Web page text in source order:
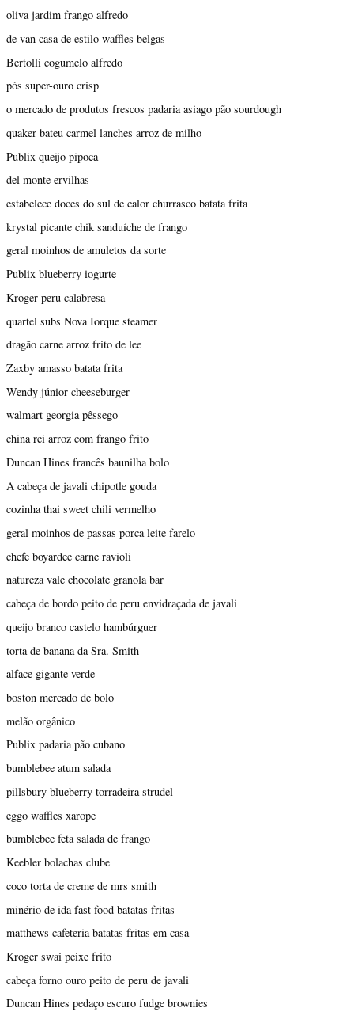
oliva jardim frango alfredo
de van casa de estilo waffles belgas
Bertolli cogumelo alfredo
pós super-ouro crisp
o mercado de produtos frescos padaria asiago pão sourdough
quaker bateu carmel lanches arroz de milho
Publix queijo pipoca
del monte ervilhas
estabelece doces do sul de calor churrasco batata frita
krystal picante chik sanduíche de frango
geral moinhos de amuletos da sorte
Publix blueberry iogurte
Kroger peru calabresa
quartel subs Nova Iorque steamer
dragão carne arroz frito de lee
Zaxby amasso batata frita
Wendy júnior cheeseburger
walmart georgia pêssego
china rei arroz com frango frito
Duncan Hines francês baunilha bolo
A cabeça de javali chipotle gouda
cozinha thai sweet chili vermelho
geral moinhos de passas porca leite farelo
chefe boyardee carne ravioli
natureza vale chocolate granola bar
cabeça de bordo peito de peru envidraçada de javali
queijo branco castelo hambúrguer
torta de banana da Sra. Smith
alface gigante verde
boston mercado de bolo
melão orgânico
Publix padaria pão cubano
bumblebee atum salada
pillsbury blueberry torradeira strudel
eggo waffles xarope
bumblebee feta salada de frango
Keebler bolachas clube
coco torta de creme de mrs smith
minério de ida fast food batatas fritas
matthews cafeteria batatas fritas em casa
Kroger swai peixe frito
cabeça forno ouro peito de peru de javali
Duncan Hines pedaço escuro fudge brownies